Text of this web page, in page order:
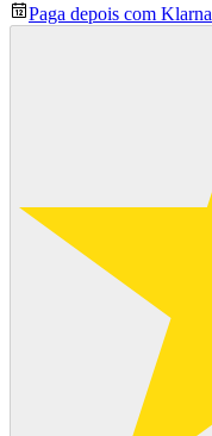
Paga depois com Klarna